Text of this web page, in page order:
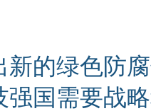
新的绿色防
强国需要战